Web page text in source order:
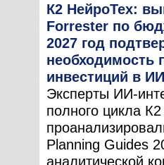
К2 НейроТех:
Forrester по
2027 год
необходимость
инвестиций в ИИ
Эксперты ИИ-
полного цикла
Planning Guides
аналитической